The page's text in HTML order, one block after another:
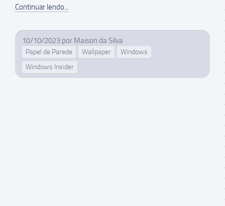
Continuar lendo...
10/10/2023 por Maison da Silva
Papel de Parede Wallpaper
Windows
Windows Insider